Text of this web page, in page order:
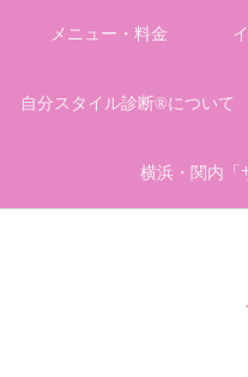
メニュー・料金
自分スタイル診断®について
横浜・関内「